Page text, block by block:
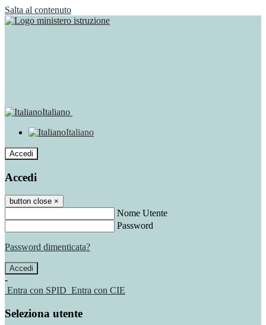
Salta al contenuto
Italiano
Italiano
Accedi
Accedi
button close ×
Nome Utente
Password
Password dimenticata?
-
Entra con SPID Entra con CIE
Seleziona utente